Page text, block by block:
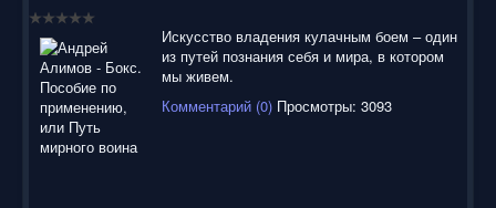
Искусство владения кулачным боем – один
из путей познания себя и мира, в котором
мы живем.
Комментарий (0) Просмотры: 3093